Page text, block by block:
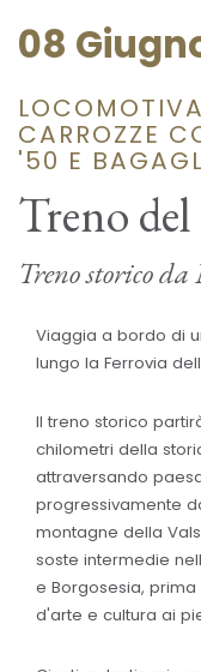
08
CARROZZE
'50 E
Treno
Treno storico
Viaggia a bordo di
lungo la Ferrovia
Il treno storico
chilometri della
attraversando
progressivamente
montagne della
soste intermedie
e Borgosesia,
d'arte e cultura ai